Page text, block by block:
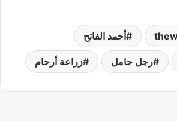
أحمد الفاتح
رجل حامل زراعة أرحام